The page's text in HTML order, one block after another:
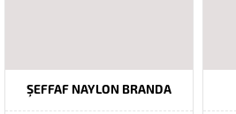
ŞEFFAF NAYLON BRANDA